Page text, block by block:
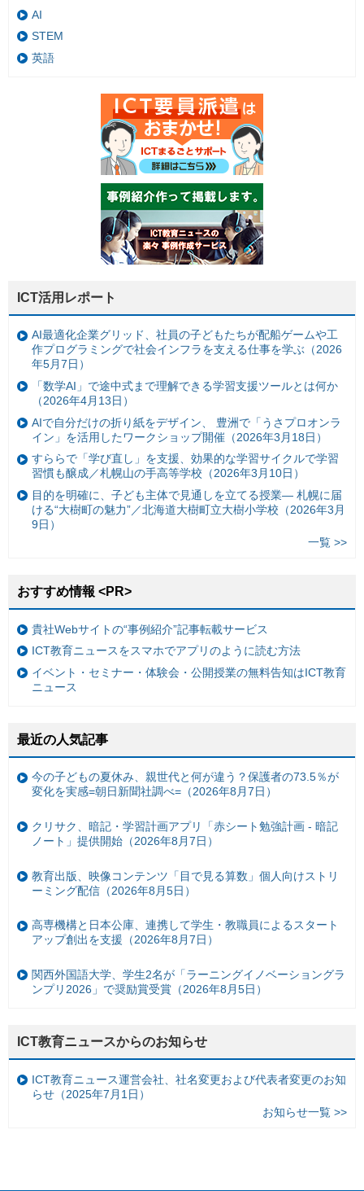
AI
STEM
英語
ICT活用レポート
AI最適化企業グリッド、社員の子どもたちが配船ゲームや工
作プログラミングで社会インフラを支える仕事を学ぶ（2026
年5月7日）
「数学AI」で途中式まで理解できる学習支援ツールとは何か
（2026年4月13日）
AIで自分だけの折り紙をデザイン、 豊洲で「うさプロオンラ
イン」を活用したワークショップ開催（2026年3月18日）
すららで「学び直し」を支援、効果的な学習サイクルで学習
習慣も醸成／札幌山の手高等学校（2026年3月10日）
目的を明確に、子ども主体で見通しを立てる授業— 札幌に届
ける“大樹町の魅力”／北海道大樹町立大樹小学校（2026年3月
9日）
一覧 >>
おすすめ情報 <PR>
貴社Webサイトの“事例紹介”記事転載サービス
ICT教育ニュースをスマホでアプリのように読む方法
イベント・セミナー・体験会・公開授業の無料告知はICT教育
ニュース
最近の人気記事
今の子どもの夏休み、親世代と何が違う？保護者の73.5％が
変化を実感=朝日新聞社調べ=（2026年8月7日）
クリサク、暗記・学習計画アプリ「赤シート勉強計画 - 暗記
ノート」提供開始（2026年8月7日）
教育出版、映像コンテンツ「目で見る算数」個人向けストリ
ーミング配信（2026年8月5日）
高専機構と日本公庫、連携して学生・教職員によるスタート
アップ創出を支援（2026年8月7日）
関西外国語大学、学生2名が「ラーニングイノベーショングラ
ンプリ2026」で奨励賞受賞（2026年8月5日）
ICT教育ニュースからのお知らせ
ICT教育ニュース運営会社、社名変更および代表者変更のお知
らせ（2025年7月1日）
お知らせ一覧 >>